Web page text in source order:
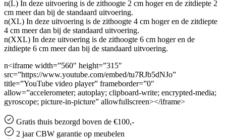
n(L) In deze uitvoering is de zithoogte 2 cm hoger en de zitdiepte 2
cm meer dan bij de standaard uitvoering.
n(XL) In deze uitvoering is de zithoogte 4 cm hoger en de zitdiepte
4 cm meer dan bij de standaard uitvoering.
n(XXL) In deze uitvoering is de zithoogte 6 cm hoger en de
zitdiepte 6 cm meer dan bij de standaard uitvoering.
n<iframe width=”560″ height=”315″
src=”https://www.youtube.com/embed/tu7RJb5dNJo”
title=”YouTube video player” frameborder=”0″
allow=”accelerometer; autoplay; clipboard-write; encrypted-media;
gyroscope; picture-in-picture” allowfullscreen></iframe>
Gratis thuis bezorgd boven de €100,-
2 jaar CBW garantie op meubelen